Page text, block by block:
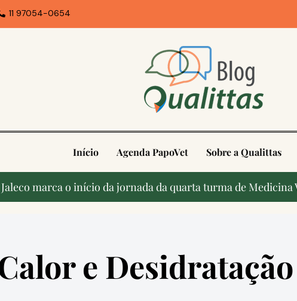
11 97054-0654
Início Agenda PapoVet Sobre a Qualittas
marca o início da jornada da quarta turma de Medicina
e